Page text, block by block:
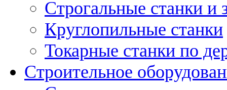
Строгальные станки и
Круглопильные станки
Токарные станки по
Строительное